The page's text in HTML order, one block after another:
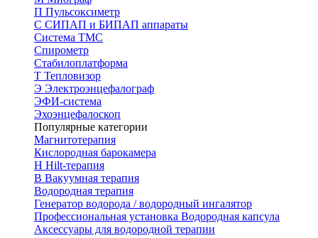
П Пульсоксиметр
С СИПАП и БИПАП аппараты
Система ТМС
Спирометр
Стабилоплатформа
Т Тепловизор
Э Электроэнцефалограф
ЭФИ-система
Эхоэнцефалоскоп
Популярные категории
Магнитотерапия
Кислородная барокамера
H Hilt-терапия
В Вакуумная терапия
Водородная терапия
Генератор водорода / водородный ингалятор
Профессиональная установка Водородная капсула
Аксессуары для водородной терапии